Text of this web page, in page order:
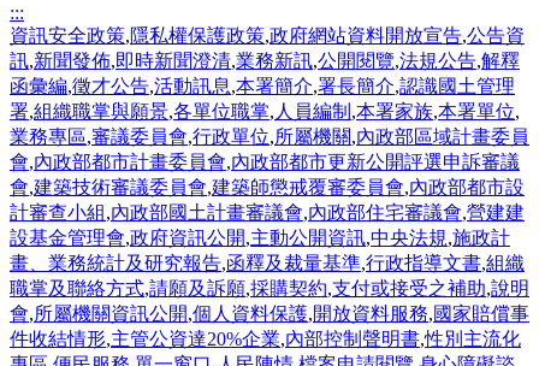
:::
資訊安全政策,隱私權保護政策,政府網站資料開放宣告,公告資
訊,新聞發佈,即時新聞澄清,業務新訊,公開閱覽,法規公告,解釋
函彙編,徵才公告,活動訊息,本署簡介,署長簡介,認識國土管理
署,組織職掌與願景,各單位職掌, 人員編制 ,本署家族,本署單位,
業務專區,審議委員會,行政單位,所屬機關,內政部區域計畫委員
會,內政部都市計畫委員會,內政部都市更新公開評選申訴審議
會,建築技術審議委員會,建築師懲戒覆審委員會,內政部都市設
計審查小組,內政部國土計畫審議會,內政部住宅審議會,營建建
設基金管理會,政府資訊公開,主動公開資訊,中央法規,施政計
畫、業務統計及研究報告,函釋及裁量基準,行政指導文書,組織
職掌及聯絡方式,請願及訴願,採購契約,支付或接受之補助,說明
會,所屬機關資訊公開,個人資料保護,開放資料服務,國家賠償事
件收結情形,主管公資達20%企業,內部控制聲明書,性別主流化